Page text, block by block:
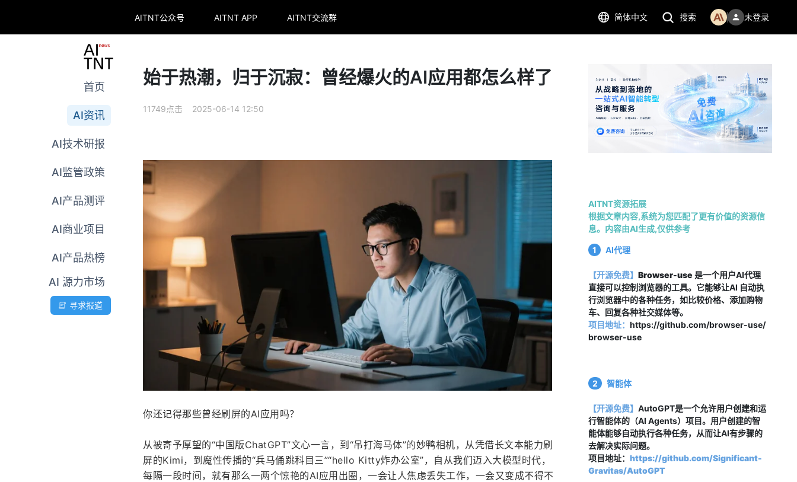
AITNT公众号 AITNT APP AITNT交流群 简体中文 搜索 未登录
首页
AI资讯
AI技术研报
AI监管政策
AI产品测评
AI商业项目
AI产品热榜
AI 源力市场
寻求报道
始于热潮，归于沉寂：曾经爆火的AI应用都怎么样了
11749点击 2025-06-14 12:50
你还记得那些曾经刷屏的AI应用吗？
从被寄予厚望的“中国版ChatGPT”文心一言，到“吊打海马体”的妙鸭相机，从凭借长文本能力刷
屏的Kimi，到魔性传播的“兵马俑跳科目三”“hello Kitty炸办公室”，自从我们迈入大模型时代，
每隔一段时间，就有那么一两个惊艳的AI应用出圈，一会让人焦虑丢失工作，一会又变成不得不
AITNT资源拓展
根据文章内容,系统为您匹配了更有价值的资源信
息。内容由AI生成,仅供参考
1 AI代理
【开源免费】 Browser-use 是一个用户AI代理
直接可以控制浏览器的工具。它能够让AI 自动执
行浏览器中的各种任务，如比较价格、添加购物
车、回复各种社交媒体等。
项目地址： https://github.com/browser-use/
browser-use
2 智能体
【开源免费】 AutoGPT是一个允许用户创建和运
行智能体的（AI Agents）项目。用户创建的智
能体能够自动执行各种任务，从而让AI有步骤的
去解决实际问题。
项目地址： https://github.com/Significant-
Gravitas/AutoGPT